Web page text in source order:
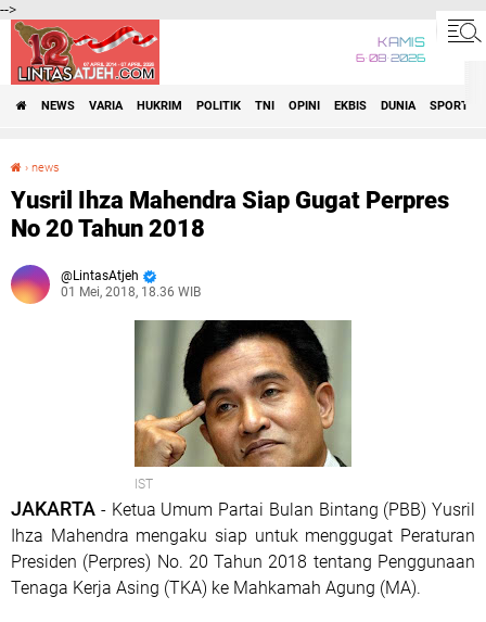
-->
KAMIS
6•08•2026
NEWS VARIA HUKRIM POLITIK TNI OPINI EKBIS DUNIA SPORT
› news
Yusril Ihza Mahendra Siap Gugat Perpres
No 20 Tahun 2018
LintasAtjeh
01 Mei, 2018, 18.36 WIB
IST
JAKARTA - Ketua Umum Partai Bulan Bintang (PBB) Yusril
Ihza Mahendra mengaku siap untuk menggugat Peraturan
Presiden (Perpres) No. 20 Tahun 2018 tentang Penggunaan
Tenaga Kerja Asing (TKA) ke Mahkamah Agung (MA).